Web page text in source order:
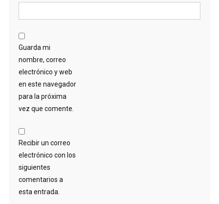
Guarda mi
nombre, correo
electrónico y web
en este navegador
para la próxima
vez que comente.
Recibir un correo
electrónico con los
siguientes
comentarios a
esta entrada.